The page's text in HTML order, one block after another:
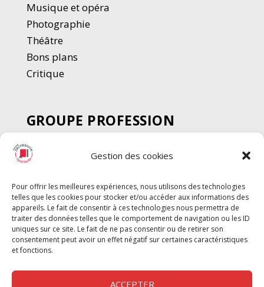
Gestion des cookies
Pour offrir les meilleures expériences, nous utilisons des technologies
telles que les cookies pour stocker et/ou accéder aux informations des
appareils. Le fait de consentir à ces technologies nous permettra de
traiter des données telles que le comportement de navigation ou les ID
uniques sur ce site. Le fait de ne pas consentir ou de retirer son
consentement peut avoir un effet négatif sur certaines caractéristiques
et fonctions.
ACCEPTER
Musique et opéra
Photographie
Théâtre
Bons plans
Critique
GROUPE PROFESSION
SPECTACLE
Chèque Intermittents
Chèque Compta
Chèque Emploi Spectacle
G-Pods
Profession Audio-visuel